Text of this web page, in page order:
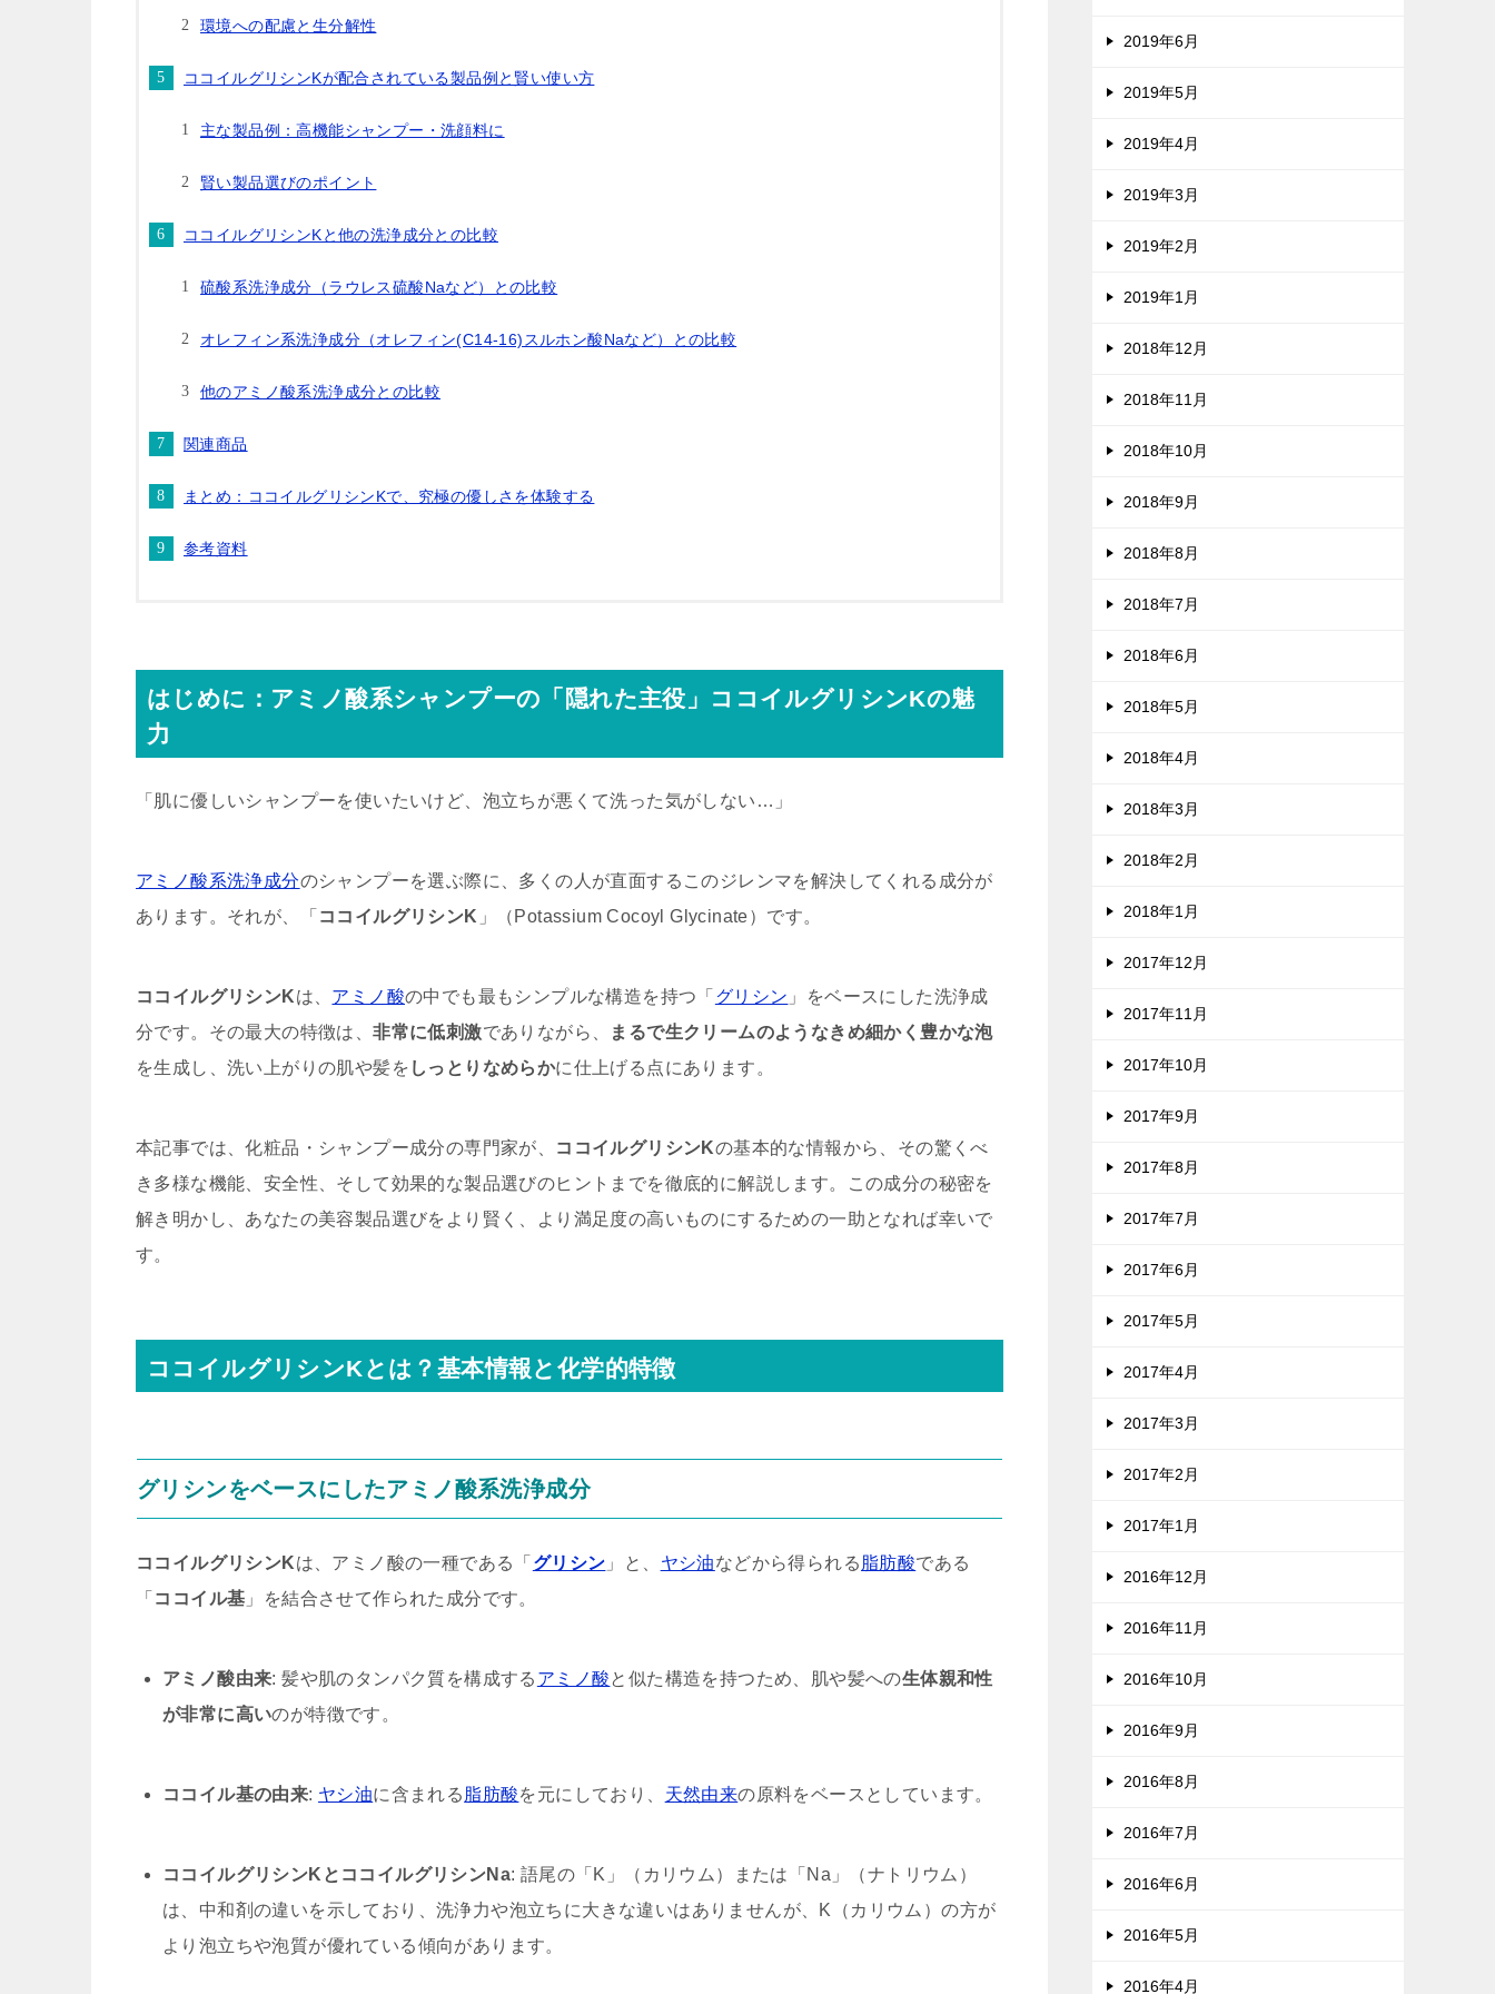
環境への配慮と生分解性
ココイルグリシンKが配合されている製品例と賢い使い方
主な製品例：高機能シャンプー・洗顔料に
賢い製品選びのポイント
ココイルグリシンKと他の洗浄成分との比較
硫酸系洗浄成分（ラウレス硫酸Naなど）との比較
オレフィン系洗浄成分（オレフィン(C14-16)スルホン酸Naなど）との比較
他のアミノ酸系洗浄成分との比較
関連商品
まとめ：ココイルグリシンKで、究極の優しさを体験する
参考資料
はじめに：アミノ酸系シャンプーの「隠れた主役」ココイルグリシンKの魅
力
「肌に優しいシャンプーを使いたいけど、泡立ちが悪くて洗った気がしない…」
アミノ酸系洗浄成分のシャンプーを選ぶ際に、多くの人が直面するこのジレンマを解決してくれる成分が
あります。それが、「 ココイルグリシンK 」（Potassium Cocoyl Glycinate）です。
ココイルグリシンKは、 アミノ酸の中でも最もシンプルな構造を持つ「 グリシン 」をベースにした洗浄成
分です。その最大の特徴は、非常に低刺激でありながら、
まるで生クリームのようなきめ細かく豊かな泡
を生成し、洗い上がりの肌や髪を しっとりなめらかに仕上げる点にあります。
本記事では、化粧品・シャンプー成分の専門家が、 ココイルグリシンKの基本的な情報から、その驚くべ
き多様な機能、安全性、そして効果的な製品選びのヒントまでを徹底的に解説します。この成分の秘密を
解き明かし、あなたの美容製品選びをより賢く、より満足度の高いものにするための一助となれば幸いで
す。
ココイルグリシンKとは？基本情報と化学的特徴
グリシンをベースにしたアミノ酸系洗浄成分
ココイルグリシンKは、アミノ酸の一種である「 グリシン 」と、 ヤシ油などから得られる 脂肪酸である
「 ココイル基 」を結合させて作られた成分です。
アミノ酸由来: 髪や肌のタンパク質を構成する アミノ酸と似た構造を持つため、肌や髪への生体親和性
が非常に高いのが特徴です。
ココイル基の由来: ヤシ油に含まれる 脂肪酸を元にしており、 天然由来の原料をベースとしています。
ココイルグリシンKとココイルグリシンNa: 語尾の「K」（カリウム）または「Na」（ナトリウム）
は、中和剤の違いを示しており、洗浄力や泡立ちに大きな違いはありませんが、K（カリウム）の方が
より泡立ちや泡質が優れている傾向があります。
2019年6月
2019年5月
2019年4月
2019年3月
2019年2月
2019年1月
2018年12月
2018年11月
2018年10月
2018年9月
2018年8月
2018年7月
2018年6月
2018年5月
2018年4月
2018年3月
2018年2月
2018年1月
2017年12月
2017年11月
2017年10月
2017年9月
2017年8月
2017年7月
2017年6月
2017年5月
2017年4月
2017年3月
2017年2月
2017年1月
2016年12月
2016年11月
2016年10月
2016年9月
2016年8月
2016年7月
2016年6月
2016年5月
2016年4月